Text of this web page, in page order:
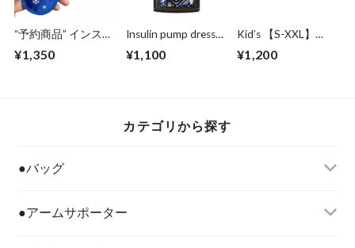
“予約商品” インスリ
剤（1pc）
¥1,350
Insulin pump dress
traveler
¥1,100
Kid’s 【S-XXL】
¥1,200
カテゴリから探す
●バッグ
●アームサポーター